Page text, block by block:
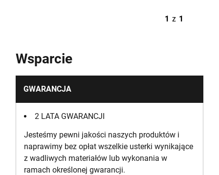
1 z 1
Wsparcie
GWARANCJA
2 LATA GWARANCJI
Jesteśmy pewni jakości naszych produktów i
naprawimy bez opłat wszelkie usterki wynikające
z wadliwych materiałów lub wykonania w
ramach określonej gwarancji.